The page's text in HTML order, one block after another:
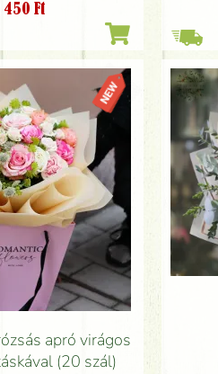
450 Ft
apró virágos
(20 szál)